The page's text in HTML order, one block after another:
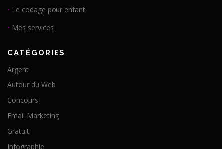
• Le codage pour enfant
• Mes services
CATÉGORIES
Argent
Autour du Web
Concours
Email Marketing
Gratuit
Infographie